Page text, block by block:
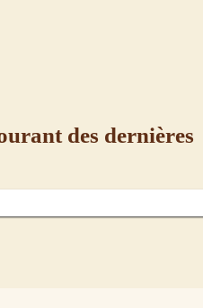
des dernières